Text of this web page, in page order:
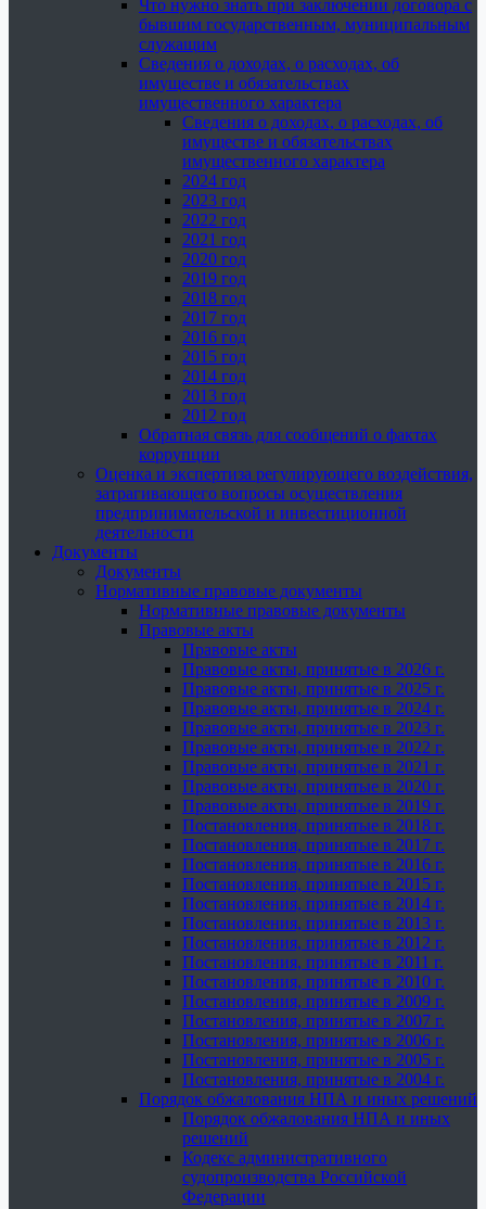
Что нужно знать при заключении договора с
бывшим государственным, муниципальным
служащим
Сведения о доходах, о расходах, об
имуществе и обязательствах
имущественного характера
Сведения о доходах, о расходах, об
имуществе и обязательствах
имущественного характера
2024 год
2023 год
2022 год
2021 год
2020 год
2019 год
2018 год
2017 год
2016 год
2015 год
2014 год
2013 год
2012 год
Обратная связь для сообщений о фактах
коррупции
Оценка и экспертиза регулирующего воздействия,
затрагивающего вопросы осуществления
предпринимательской и инвестиционной
деятельности
Документы
Документы
Нормативные правовые документы
Нормативные правовые документы
Правовые акты
Правовые акты
Правовые акты, принятые в 2026 г.
Правовые акты, принятые в 2025 г.
Правовые акты, принятые в 2024 г.
Правовые акты, принятые в 2023 г.
Правовые акты, принятые в 2022 г.
Правовые акты, принятые в 2021 г.
Правовые акты, принятые в 2020 г.
Правовые акты, принятые в 2019 г.
Постановления, принятые в 2018 г.
Постановления, принятые в 2017 г.
Постановления, принятые в 2016 г.
Постановления, принятые в 2015 г.
Постановления, принятые в 2014 г.
Постановления, принятые в 2013 г.
Постановления, принятые в 2012 г.
Постановления, принятые в 2011 г.
Постановления, принятые в 2010 г.
Постановления, принятые в 2009 г.
Постановления, принятые в 2007 г.
Постановления, принятые в 2006 г.
Постановления, принятые в 2005 г.
Постановления, принятые в 2004 г.
Порядок обжалования НПА и иных решений
Порядок обжалования НПА и иных
решений
Кодекс административного
судопроизводства Российской
Федерации